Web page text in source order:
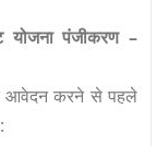
योजना पंजीकरण –
आवेदन करने से पहले